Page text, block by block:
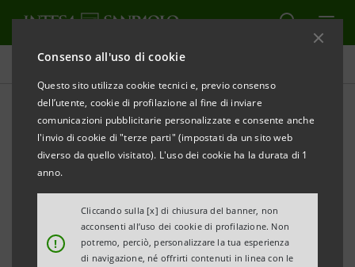
Consenso all'uso di cookie
Questo sito utilizza cookie tecnici e, previo consenso
dell’utente, cookie di profilazione al fine di inviare
comunicazioni pubblicitarie personalizzate e consente anche
l'invio di cookie di "terze parti" (impostati da un sito web
diverso da quello visitato). L'uso dei cookie ha la durata di 1
anno.
!
Cliccando sulla [x] di chiusura del banner, non
acconsenti all’uso dei cookie di profilazione. Non
potremo, perciò, personalizzare la tua esperienza
di navigazione, né offrirti contenuti in linea con le
Tutte le news
Basket Bond da €10 mln
per la crescita di Unidata, in
partnership con ELITE